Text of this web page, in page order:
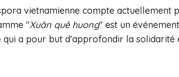
vietnamienne compte actuellement
"Xuân quê huong" est un
qui a pour but d'approfondir la solidarité